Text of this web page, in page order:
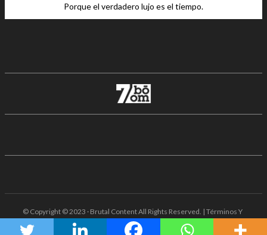
Porque el verdadero lujo es el tiempo.
© Copyright © 2023 · Brutal Content All Rights Reserved. | Términos Y
Condiciones · Aviso De Privacidad